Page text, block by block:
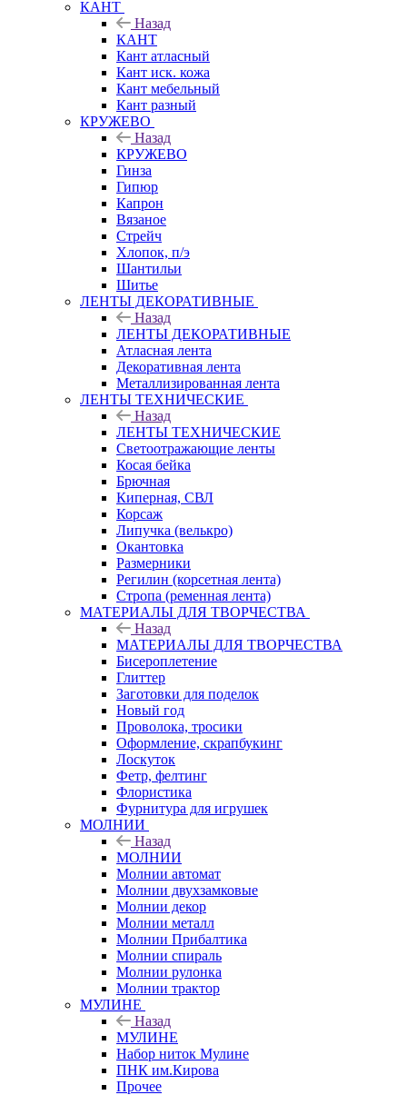
КАНТ
Назад
КАНТ
Кант атласный
Кант иск. кожа
Кант мебельный
Кант разный
КРУЖЕВО
Назад
КРУЖЕВО
Гинза
Гипюр
Капрон
Вязаное
Стрейч
Хлопок, п/э
Шантильи
Шитье
ЛЕНТЫ ДЕКОРАТИВНЫЕ
Назад
ЛЕНТЫ ДЕКОРАТИВНЫЕ
Атласная лента
Декоративная лента
Металлизированная лента
ЛЕНТЫ ТЕХНИЧЕСКИЕ
Назад
ЛЕНТЫ ТЕХНИЧЕСКИЕ
Светоотражающие ленты
Косая бейка
Брючная
Киперная, СВЛ
Корсаж
Липучка (велькро)
Окантовка
Размерники
Регилин (корсетная лента)
Стропа (ременная лента)
МАТЕРИАЛЫ ДЛЯ ТВОРЧЕСТВА
Назад
МАТЕРИАЛЫ ДЛЯ ТВОРЧЕСТВА
Бисероплетение
Глиттер
Заготовки для поделок
Новый год
Проволока, тросики
Оформление, скрапбукинг
Лоскуток
Фетр, фелтинг
Флористика
Фурнитура для игрушек
МОЛНИИ
Назад
МОЛНИИ
Молнии автомат
Молнии двухзамковые
Молнии декор
Молнии металл
Молнии Прибалтика
Молнии спираль
Молнии рулонка
Молнии трактор
МУЛИНЕ
Назад
МУЛИНЕ
Набор ниток Мулине
ПНК им.Кирова
Прочее